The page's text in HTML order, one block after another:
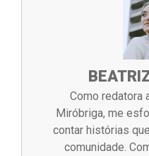
Como redatora
Miróbriga, me
contar histórias
comunidade.